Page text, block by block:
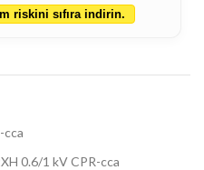
riskini sıfıra indirin.
cca
0.6/1 kV CPR-cca